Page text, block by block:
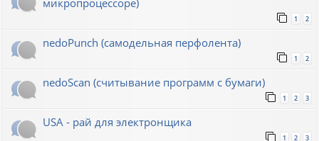
микропроцессоре)
1 2
nedoPunch (самодельная перфолента)
1 2
nedoScan (считывание программ с бумаги)
1 2 3
USA - рай для электронщика
1 2 3